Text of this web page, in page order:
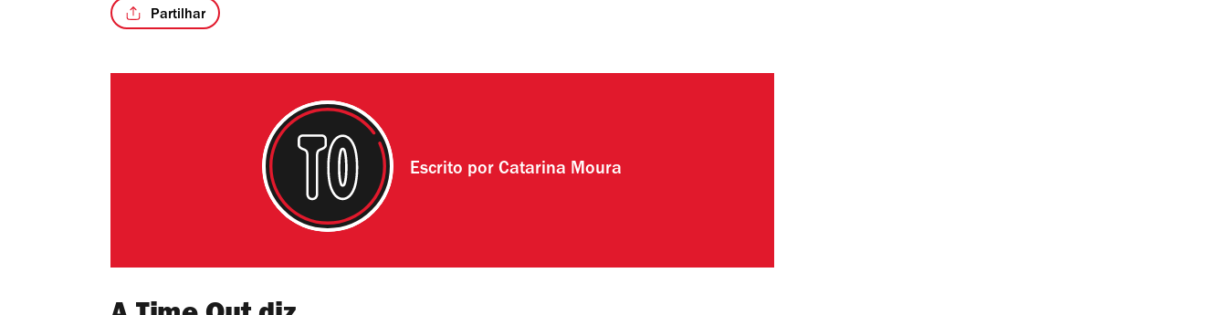
Partilhar
Escrito porCatarina Moura